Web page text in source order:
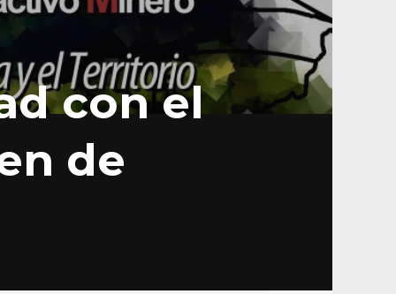
con el
de